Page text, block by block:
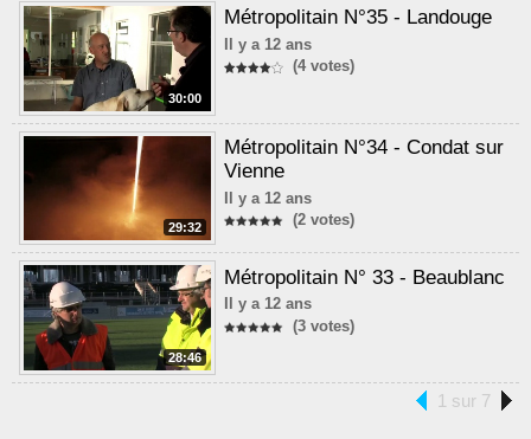
30:00
Métropolitain N°35 - Landouge
Il y a 12 ans
(4 votes)
29:32
Métropolitain N°34 - Condat sur
Vienne
Il y a 12 ans
(2 votes)
28:46
Métropolitain N° 33 - Beaublanc
Il y a 12 ans
(3 votes)
1 sur 7